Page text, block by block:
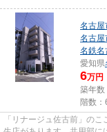
名古屋
名古屋
名鉄名
愛知県
6万円
築年数
階数：
「リナージュ佐古前」の